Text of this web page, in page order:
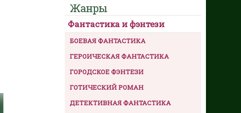
Жанры
Фантастика и фэнтези
БОЕВАЯ ФАНТАСТИКА
ГЕРОИЧЕСКАЯ ФАНТАСТИКА
ГОРОДСКОЕ ФЭНТЕЗИ
ГОТИЧЕСКИЙ РОМАН
ДЕТЕКТИВНАЯ ФАНТАСТИКА